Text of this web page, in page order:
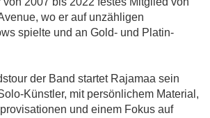
wo er auf unzähligen
spielte und an Gold- und Platin-
der Band startet Rajamaa sein
Künstler, mit persönlichem Material,
und einem Fokus auf